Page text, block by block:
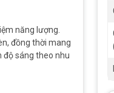
năng lượng.
đồng thời mang
độ sáng theo nhu